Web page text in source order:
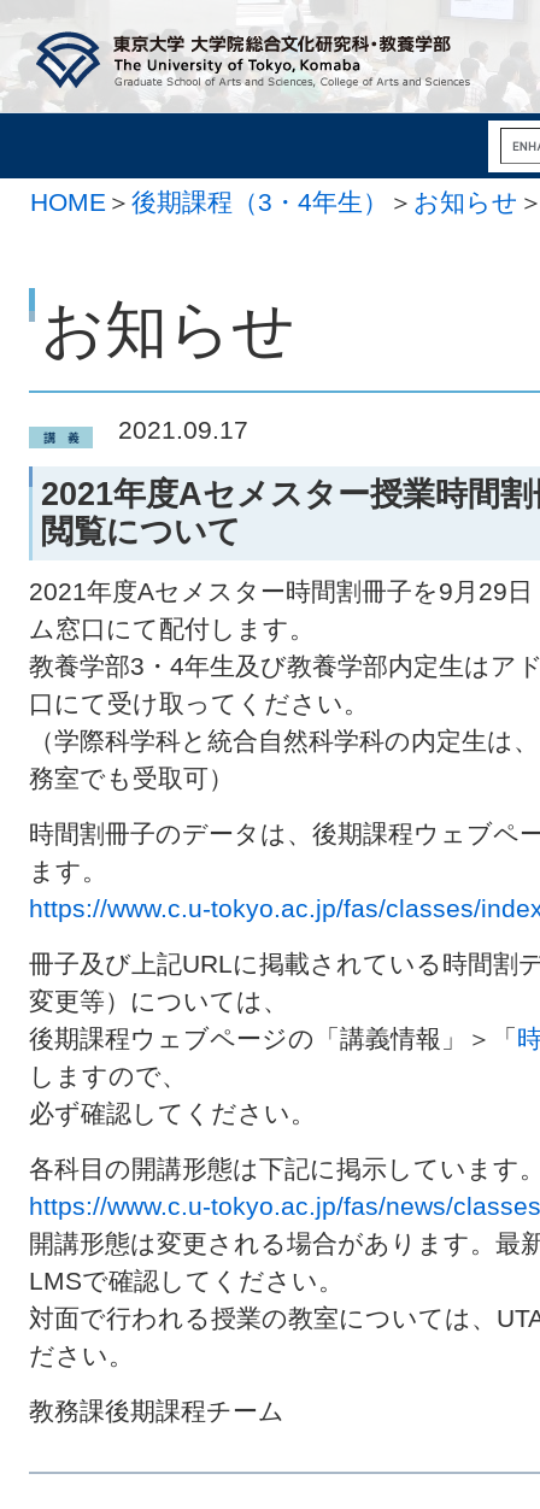
HOME ＞ 後期課程（3・4年生） ＞ お知らせ
お知らせ
2021.09.17
2021年度Aセメスター授業時間
閲覧について
2021年度Aセメスター時間割冊子を9月29
ム窓口にて配付します。
教養学部3・4年生及び教養学部内定生はア
口にて受け取ってください。
（学際科学科と統合自然科学科の内定生は
務室でも受取可）
時間割冊子のデータは、後期課程ウェブペ
ます。
https://www.c.u-tokyo.ac.jp/fas/classes/
冊子及び上記URLに掲載されている時間割
変更等）については、
後期課程ウェブページの「講義情報」＞「
しますので、
必ず確認してください。
各科目の開講形態は下記に掲示しています
https://www.c.u-tokyo.ac.jp/fas/news/
開講形態は変更される場合があります。最
LMSで確認してください。
対面で行われる授業の教室については、
ださい。
教務課後期課程チーム